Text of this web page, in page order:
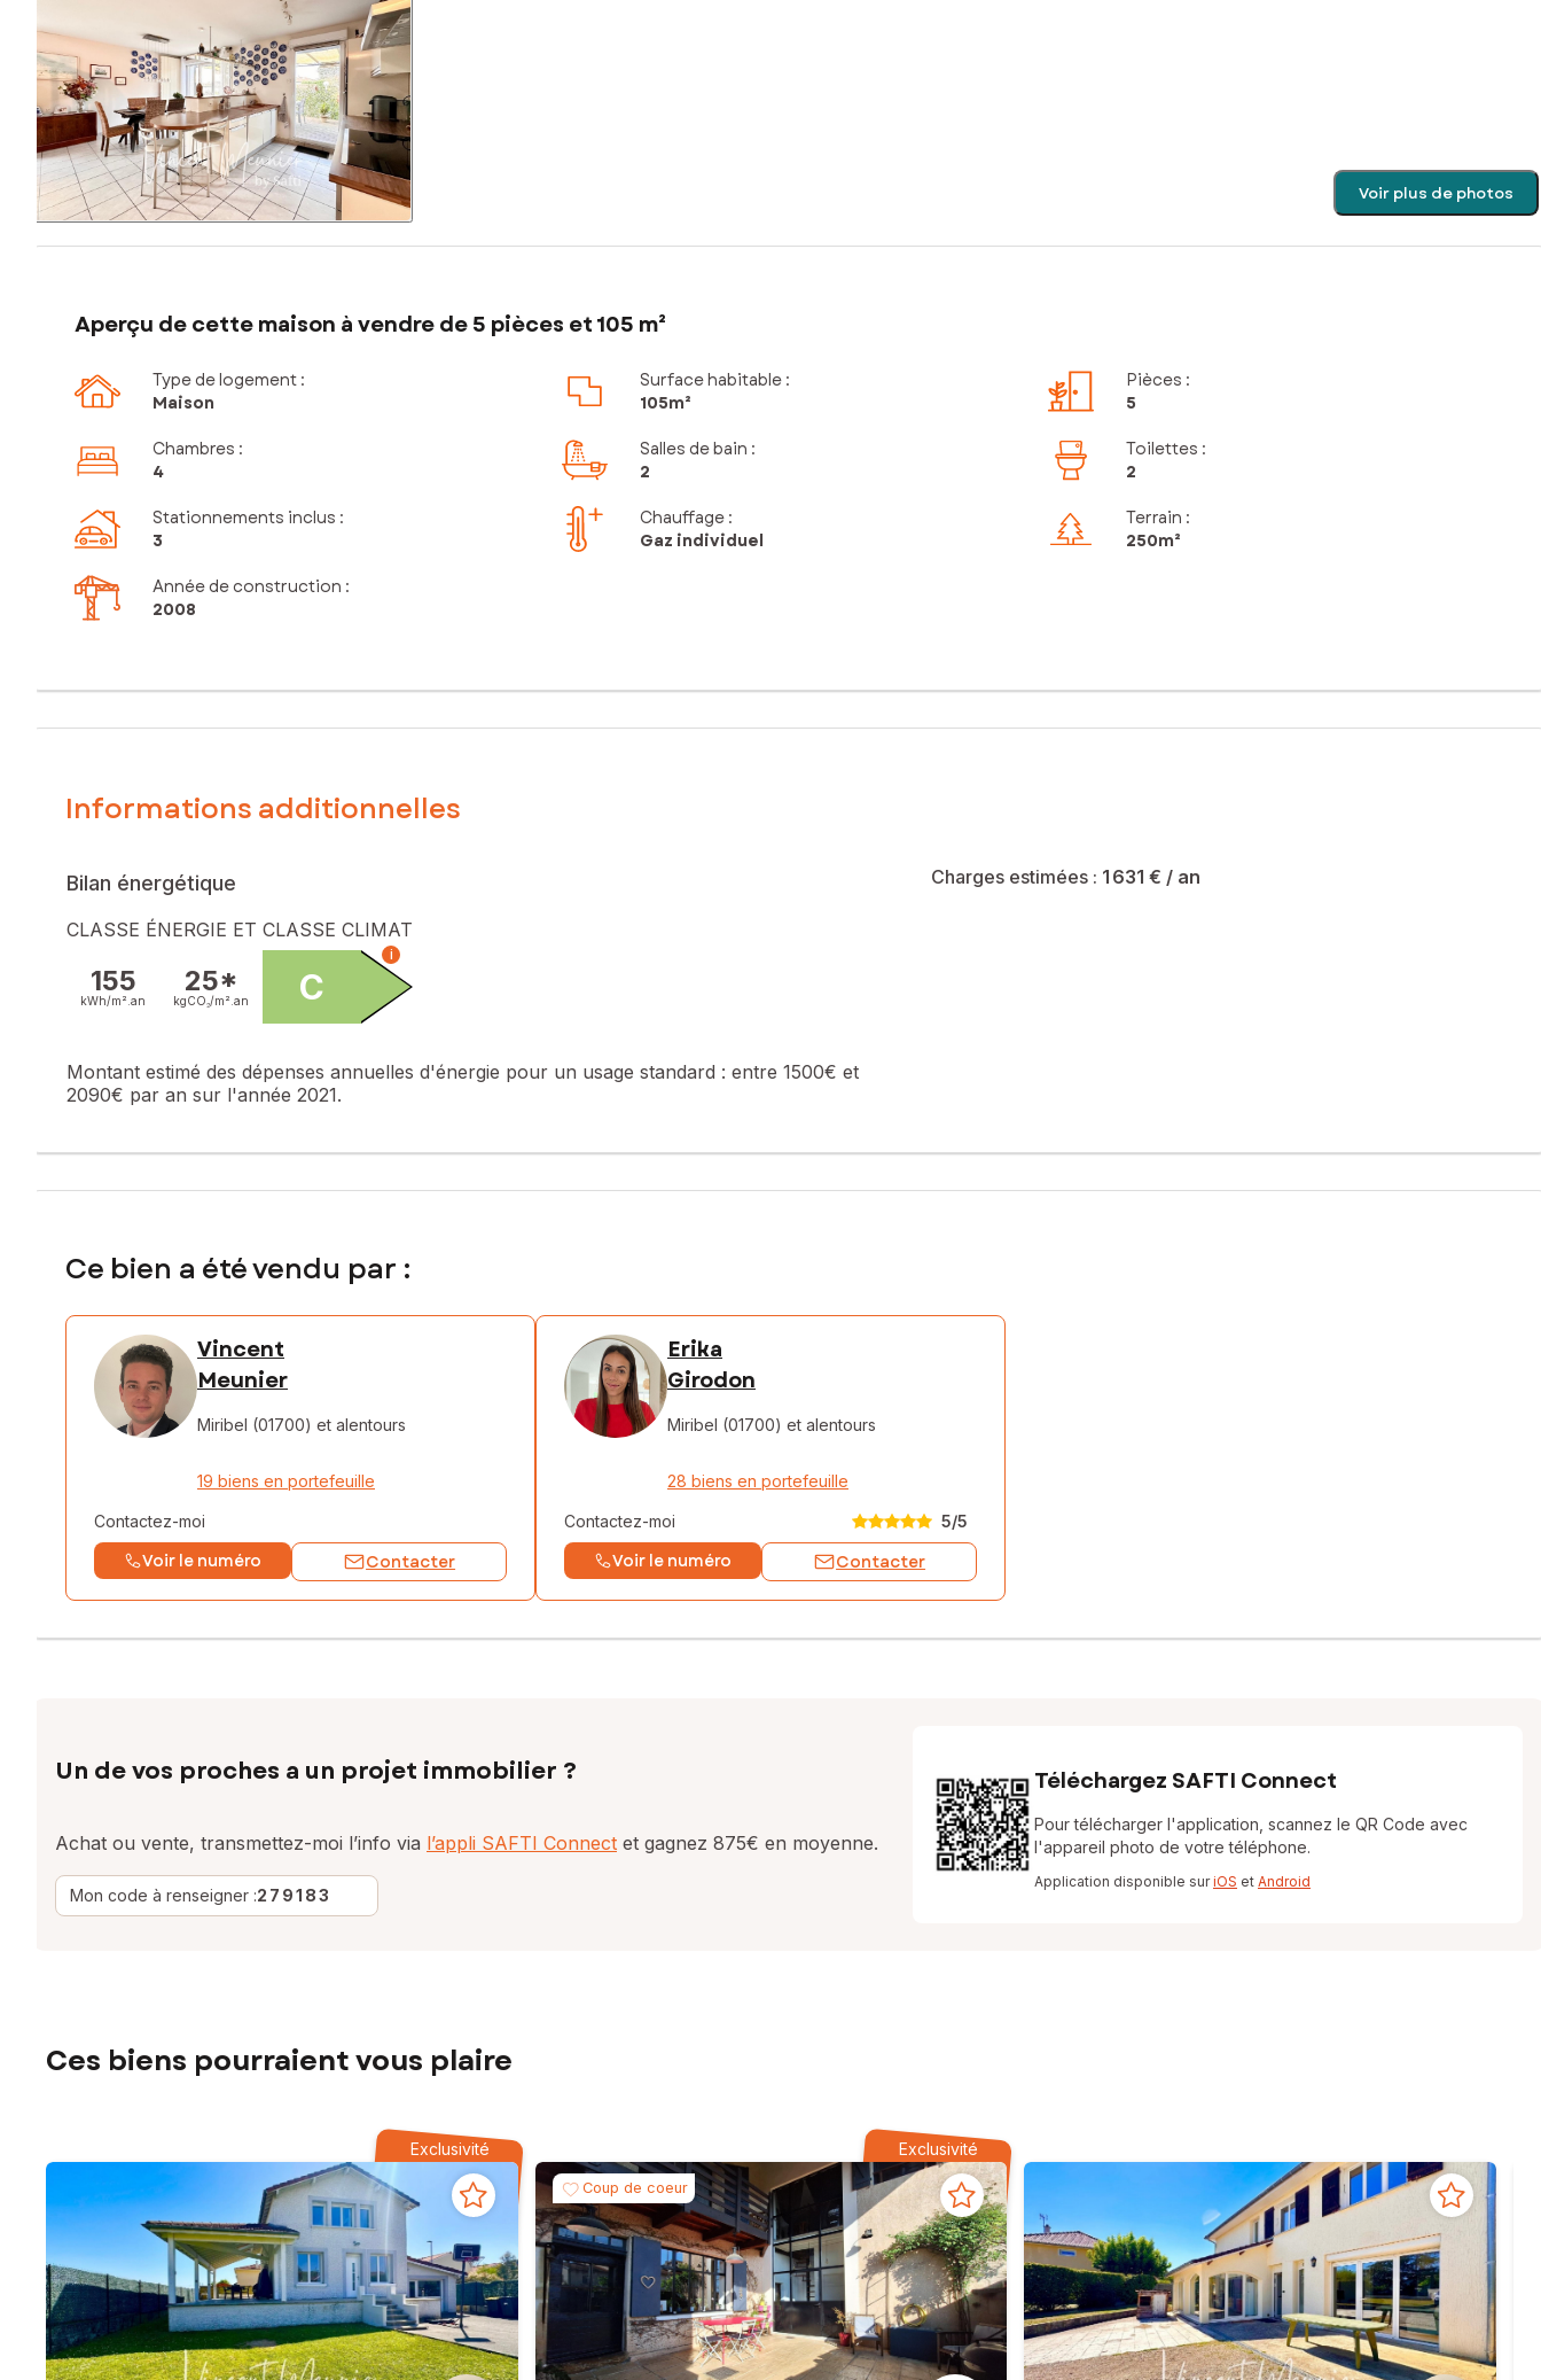
Voir plus de photos
Aperçu de cette maison à vendre de 5 pièces et 105 m²
Type de logement :
Maison
Surface habitable :
105m²
Pièces :
5
Chambres :
4
Salles de bain :
2
Toilettes :
2
Stationnements inclus :
3
Chauffage :
Gaz individuel
Terrain :
250m²
Année de construction :
2008
Informations additionnelles
Bilan énergétique
CLASSE ÉNERGIE ET CLASSE CLIMAT
155
kWh/m². an
25*
kgCO₂/m². an C
i
Montant estimé des dépenses annuelles d'énergie pour un usage standard : entre 1500€ et
2090€ par an sur l'année 2021.
Charges estimées : 1 631 € / an
Ce bien a été vendu par :
Vincent
Meunier
Miribel (01700) et alentours
19 biens en portefeuille
Contactez-moi
Voir le numéro Contacter
Erika
Girodon
Miribel (01700) et alentours
28 biens en portefeuille
Contactez-moi 5/5
Voir le numéro Contacter
Un de vos proches a un projet immobilier ?
Achat ou vente, transmettez-moi l’info via l’appli SAFTI Connect et gagnez 875€ en moyenne.
Mon code à renseigner :279183
Téléchargez SAFTI Connect
Pour télécharger l'application, scannez le QR Code avec
l'appareil photo de votre téléphone.
Application disponible suriOS et Android
Ces biens pourraient vous plaire
Exclusivité Exclusivité
Coup de coeur